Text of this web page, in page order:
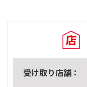
受け取り店舗：